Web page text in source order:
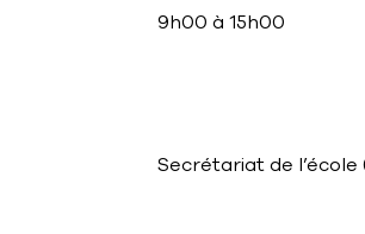
9h00 à 15h00
Secrétariat de